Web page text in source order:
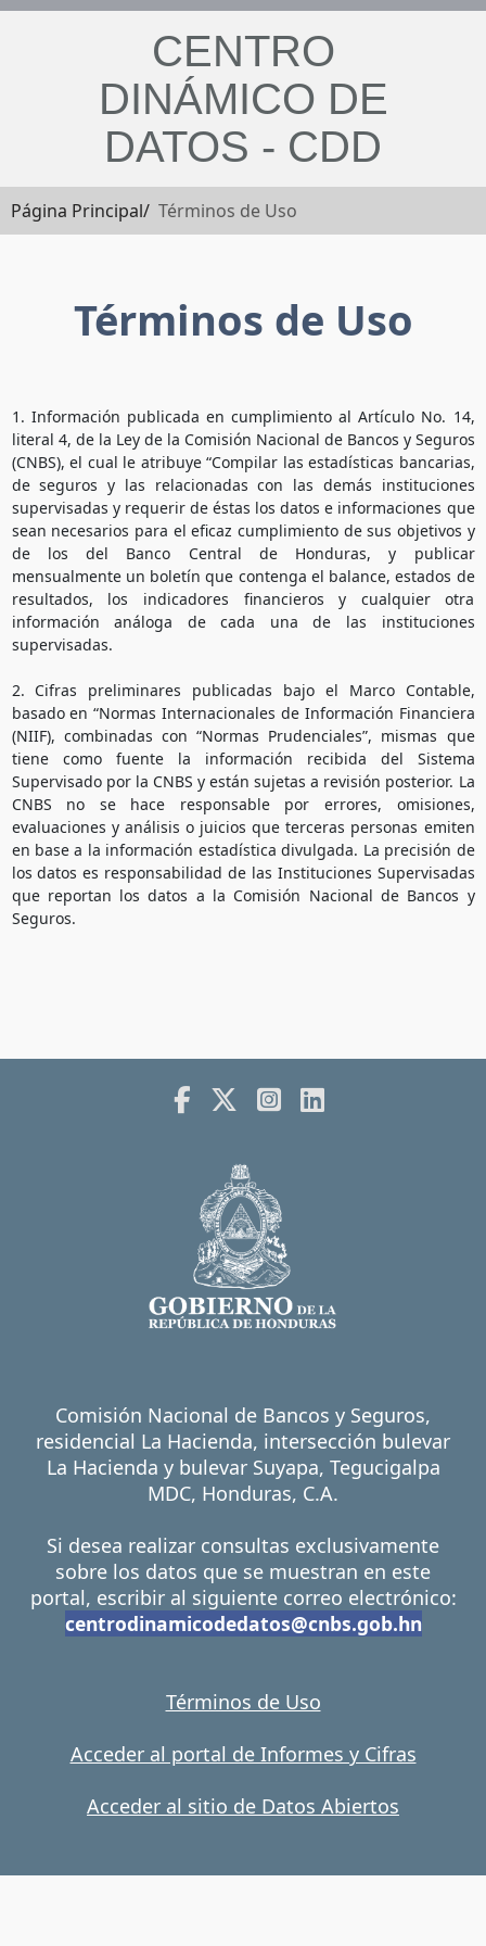
CENTRO
DINÁMICO DE
DATOS - CDD
Página Principal/ Términos de Uso
Términos de Uso
1. Información publicada en cumplimiento al Artículo No. 14,
literal 4, de la Ley de la Comisión Nacional de Bancos y Seguros
(CNBS), el cual le atribuye “Compilar las estadísticas bancarias,
de seguros y las relacionadas con las demás instituciones
supervisadas y requerir de éstas los datos e informaciones que
sean necesarios para el eficaz cumplimiento de sus objetivos y
de los del Banco Central de Honduras, y publicar
mensualmente un boletín que contenga el balance, estados de
resultados, los indicadores financieros y cualquier otra
información análoga de cada una de las instituciones
supervisadas.
2. Cifras preliminares publicadas bajo el Marco Contable,
basado en “Normas Internacionales de Información Financiera
(NIIF), combinadas con “Normas Prudenciales”, mismas que
tiene como fuente la información recibida del Sistema
Supervisado por la CNBS y están sujetas a revisión posterior. La
CNBS no se hace responsable por errores, omisiones,
evaluaciones y análisis o juicios que terceras personas emiten
en base a la información estadística divulgada. La precisión de
los datos es responsabilidad de las Instituciones Supervisadas
que reportan los datos a la Comisión Nacional de Bancos y
Seguros.
Comisión Nacional de Bancos y Seguros,
residencial La Hacienda, intersección bulevar
La Hacienda y bulevar Suyapa, Tegucigalpa
MDC, Honduras, C.A.
Si desea realizar consultas exclusivamente
sobre los datos que se muestran en este
portal, escribir al siguiente correo electrónico:
centrodinamicodedatos@cnbs.gob.hn
Términos de Uso
Acceder al portal de Informes y Cifras
Acceder al sitio de Datos Abiertos